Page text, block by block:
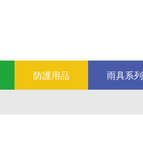
防護用品 雨具系列